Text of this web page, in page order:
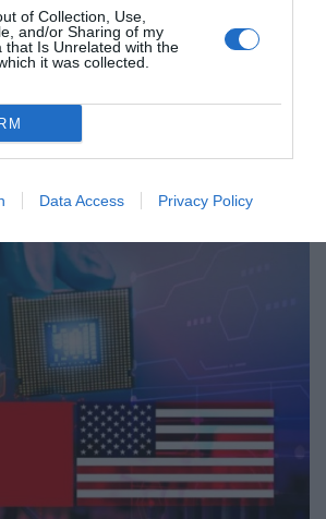
of Collection, Use,
and/or Sharing of my
that Is Unrelated with the
it was collected.
Data Access Privacy Policy
združitev
in »skupna želja vseh
mora »resnično
o nepodpori tajvanski
izogniti »subverzivni
Obe strani morata skupaj
vprašanja.